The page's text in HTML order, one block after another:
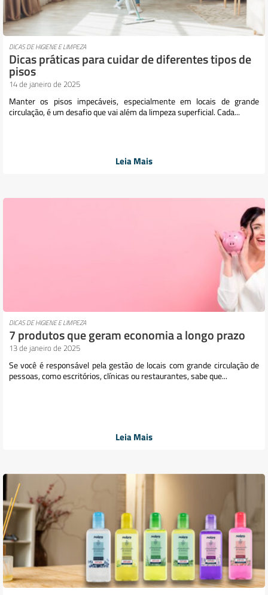
DICAS DE HIGIENE E LIMPEZA
Dicas práticas para cuidar de diferentes tipos de
pisos
14 de janeiro de 2025
Manter os pisos impecáveis, especialmente em locais de grande
circulação, é um desafio que vai além da limpeza superficial. Cada...
Leia Mais
DICAS DE HIGIENE E LIMPEZA
7 produtos que geram economia a longo prazo
13 de janeiro de 2025
Se você é responsável pela gestão de locais com grande circulação de
pessoas, como escritórios, clínicas ou restaurantes, sabe que...
Leia Mais